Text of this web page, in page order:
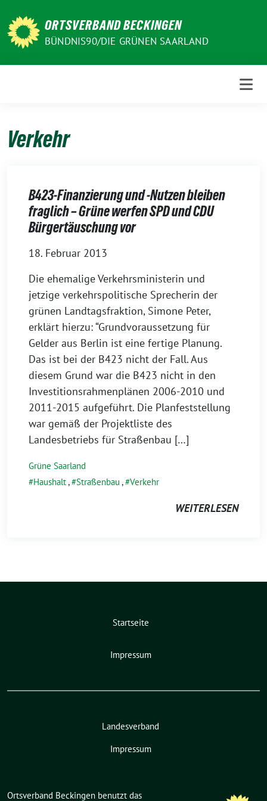
zum
Inhalt
ORTSVERBAND BECKINGEN
BÜNDNIS90/DIE GRÜNEN SAARLAND
Verkehr
B423-Finanzierung und -Nutzen bleiben
fraglich – Grüne werfen SPD und CDU
Bürgertäuschung vor
18. Februar 2013
Die ehemalige Verkehrsministerin und
jetzige verkehrspolitische Sprecherin der
grünen Landtagsfraktion, Simone Peter,
erklärt hierzu: “Grundvoraussetzung für
Gelder aus Berlin ist eine fertige Planung.
Das ist bei der B423 nicht der Fall. Aus
diesem Grund war die B423 nicht in den
Investitionsrahmenplänen 2006-2010 und
2011-2015 aufgeführt. Die Planfeststellung
war gemäß der Projektliste des
Landesbetriebs für Straßenbau […]
Grüne Saarland
Haushalt, Straßenbau , Verkehr
WEITERLESEN
Startseite
Impressum
Landesverband
Impressum
Ortsverband Beckingen benutzt das